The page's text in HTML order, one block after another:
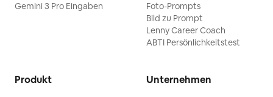
Gemini 3 Pro Eingaben
Foto-Prompts
Bild zu Prompt
Lenny Career Coach
ABTI Persönlichkeitstest
Produkt Unternehmen